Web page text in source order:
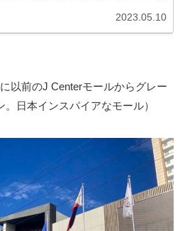
2023.05.10
以前のJ Centerモールからグレー
。日本インスパイアなモール）